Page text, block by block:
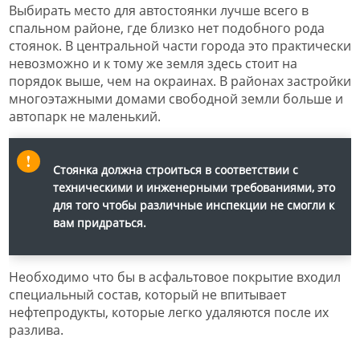
Выбирать место для автостоянки лучше всего в
спальном районе, где близко нет подобного рода
стоянок. В центральной части города это практически
невозможно и к тому же земля здесь стоит на
порядок выше, чем на окраинах. В районах застройки
многоэтажными домами свободной земли больше и
автопарк не маленький.
Стоянка должна строиться в соответствии с
техническими и инженерными требованиями, это
для того чтобы различные инспекции не смогли к
вам придраться.
Необходимо что бы в асфальтовое покрытие входил
специальный состав, который не впитывает
нефтепродукты, которые легко удаляются после их
разлива.